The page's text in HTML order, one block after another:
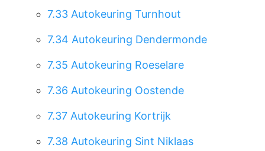
7.33 Autokeuring Turnhout
7.34 Autokeuring Dendermonde
7.35 Autokeuring Roeselare
7.36 Autokeuring Oostende
7.37 Autokeuring Kortrijk
7.38 Autokeuring Sint Niklaas